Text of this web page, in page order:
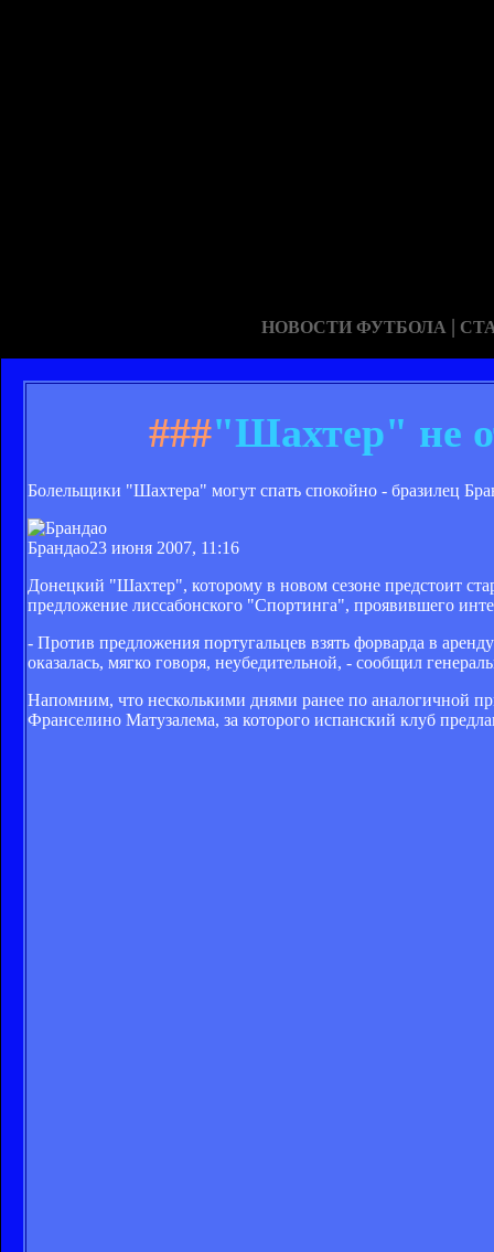
НОВОСТИ ФУТБОЛА |
###"Шахтер" не
Болельщики "Шахтера" могут спать спокойно - бразилец
Брандао23 июня 2007, 11:16
Донецкий "Шахтер", которому в новом сезоне предстоит
предложение лиссабонского "Спортинга", проявившего
- Против предложения португальцев взять форварда в
оказалась, мягко говоря, неубедительной, - сообщил
Напомним, что несколькими днями ранее по аналогичной
Франселино Матузалема, за которого испанский клуб